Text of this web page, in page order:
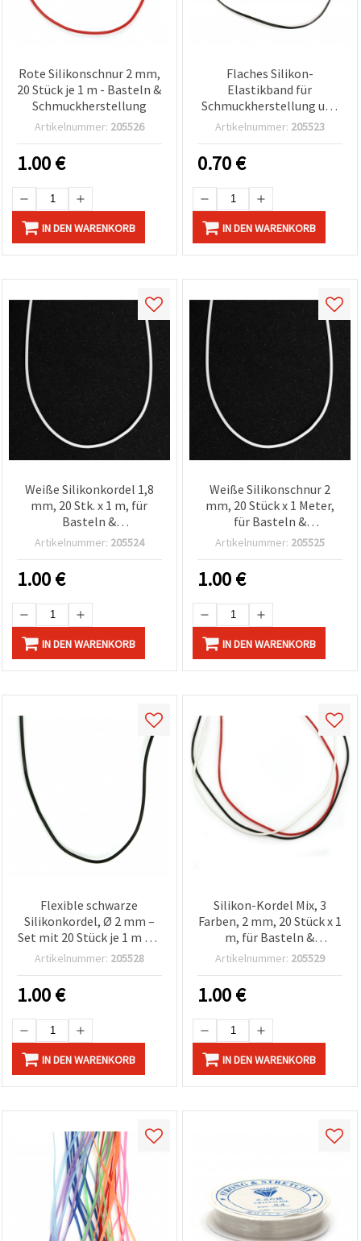
Rote Silikonschnur 2 mm,
20 Stück je 1 m - Basteln &
Schmuckherstellung
Artikelnummer: 205526
1.00€
IN DEN WARENKORB
Flaches Silikon-
Elastikband für
Schmuckherstellung und
Basteln, Schwarz, 2 × 0,8
Artikelnummer: 205523
0.70€
IN DEN WARENKORB
Weiße Silikonkordel 1,8
mm, 20 Stk. x 1 m, für
Basteln &
Schmuckherstellung
Artikelnummer: 205524
1.00€
IN DEN WARENKORB
Weiße Silikonschnur 2
mm, 20 Stück x 1 Meter,
für Basteln &
Schmuckherstellung
Artikelnummer: 205525
1.00€
IN DEN WARENKORB
Flexible schwarze
Silikonkordel, Ø 2 mm –
Set mit 20 Stück je 1 m für
Schmuckherstellung,
Anhänger & DIY-
Bastelprojekte
Artikelnummer: 205528
1.00€
IN DEN WARENKORB
Silikon-Kordel Mix, 3
Farben, 2 mm, 20 Stück x 1
m, für Basteln &
Schmuckherstellung
Artikelnummer: 205529
1.00€
IN DEN WARENKORB